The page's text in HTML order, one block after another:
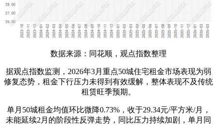
数据来源：同花顺，观点指数整理
据观点指数监测，2026年3月重点50城住宅租金市场表现为弱
修复态势，租金下行压力未得到有效缓解，整体表现不及传统
租赁旺季预期。
单月50城租金均值环比微降0.73%，收于29.34元/平方米/月，
未能延续2月的阶段性反弹走势，同比压力持续加剧，单月同